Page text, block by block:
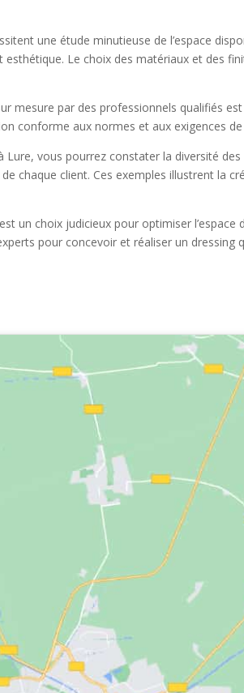
une étude minutieuse de l’espace
Le choix des matériaux et des
mesure par des professionnels qualifiés
conforme aux normes et aux exigences
vous pourrez constater la diversité
chaque client. Ces exemples illustrent la
un choix judicieux pour optimiser
pour concevoir et réaliser un